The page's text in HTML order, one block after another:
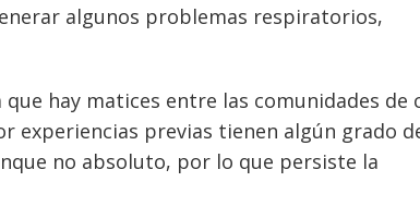
algunos problemas respiratorios,
hay matices entre las comunidades de
experiencias previas tienen algún grado
no absoluto, por lo que persiste la